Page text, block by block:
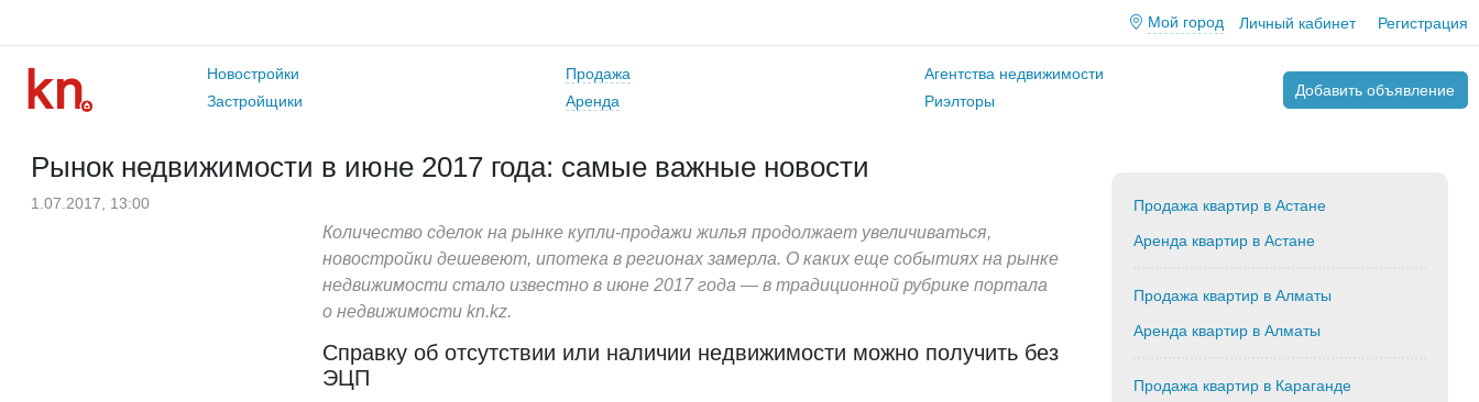
Мой город Личный кабинет Регистрация
Новостройки
Застройщики
Продажа
Аренда
Агентства недвижимости
Риэлторы
Добавить объявление
Рынок недвижимости в июне 2017 года: самые важные новости
1.07.2017, 13:00
Количество сделок на рынке купли-продажи жилья продолжает увеличиваться,
новостройки дешевеют, ипотека в регионах замерла. О каких еще событиях на рынке
недвижимости стало известно в июне 2017 года — в традиционной рубрике портала
о недвижимости kn.kz.
Справку об отсутствии или наличии недвижимости можно получить без
ЭЦП
Продажа квартир в Астане
Аренда квартир в Астане
Продажа квартир в Алматы
Аренда квартир в Алматы
Продажа квартир в Караганде